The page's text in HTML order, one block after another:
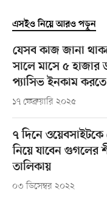
এসইও নিয়ে আরও পড়ুন
যেসব কাজ জানা
সালে মাসে ৫ হাজার
প্যাসিভ ইনকাম
১৭ ফেব্রুয়ারি ২০২৫
৭ দিনে ওয়েবসাইটকে
নিয়ে যাবেন গুগলের
তালিকায়
০৩ ডিসেম্বর ২০২২